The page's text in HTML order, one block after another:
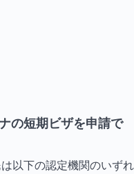
の短期ビザを申請で
以下の認定機関のいずれ